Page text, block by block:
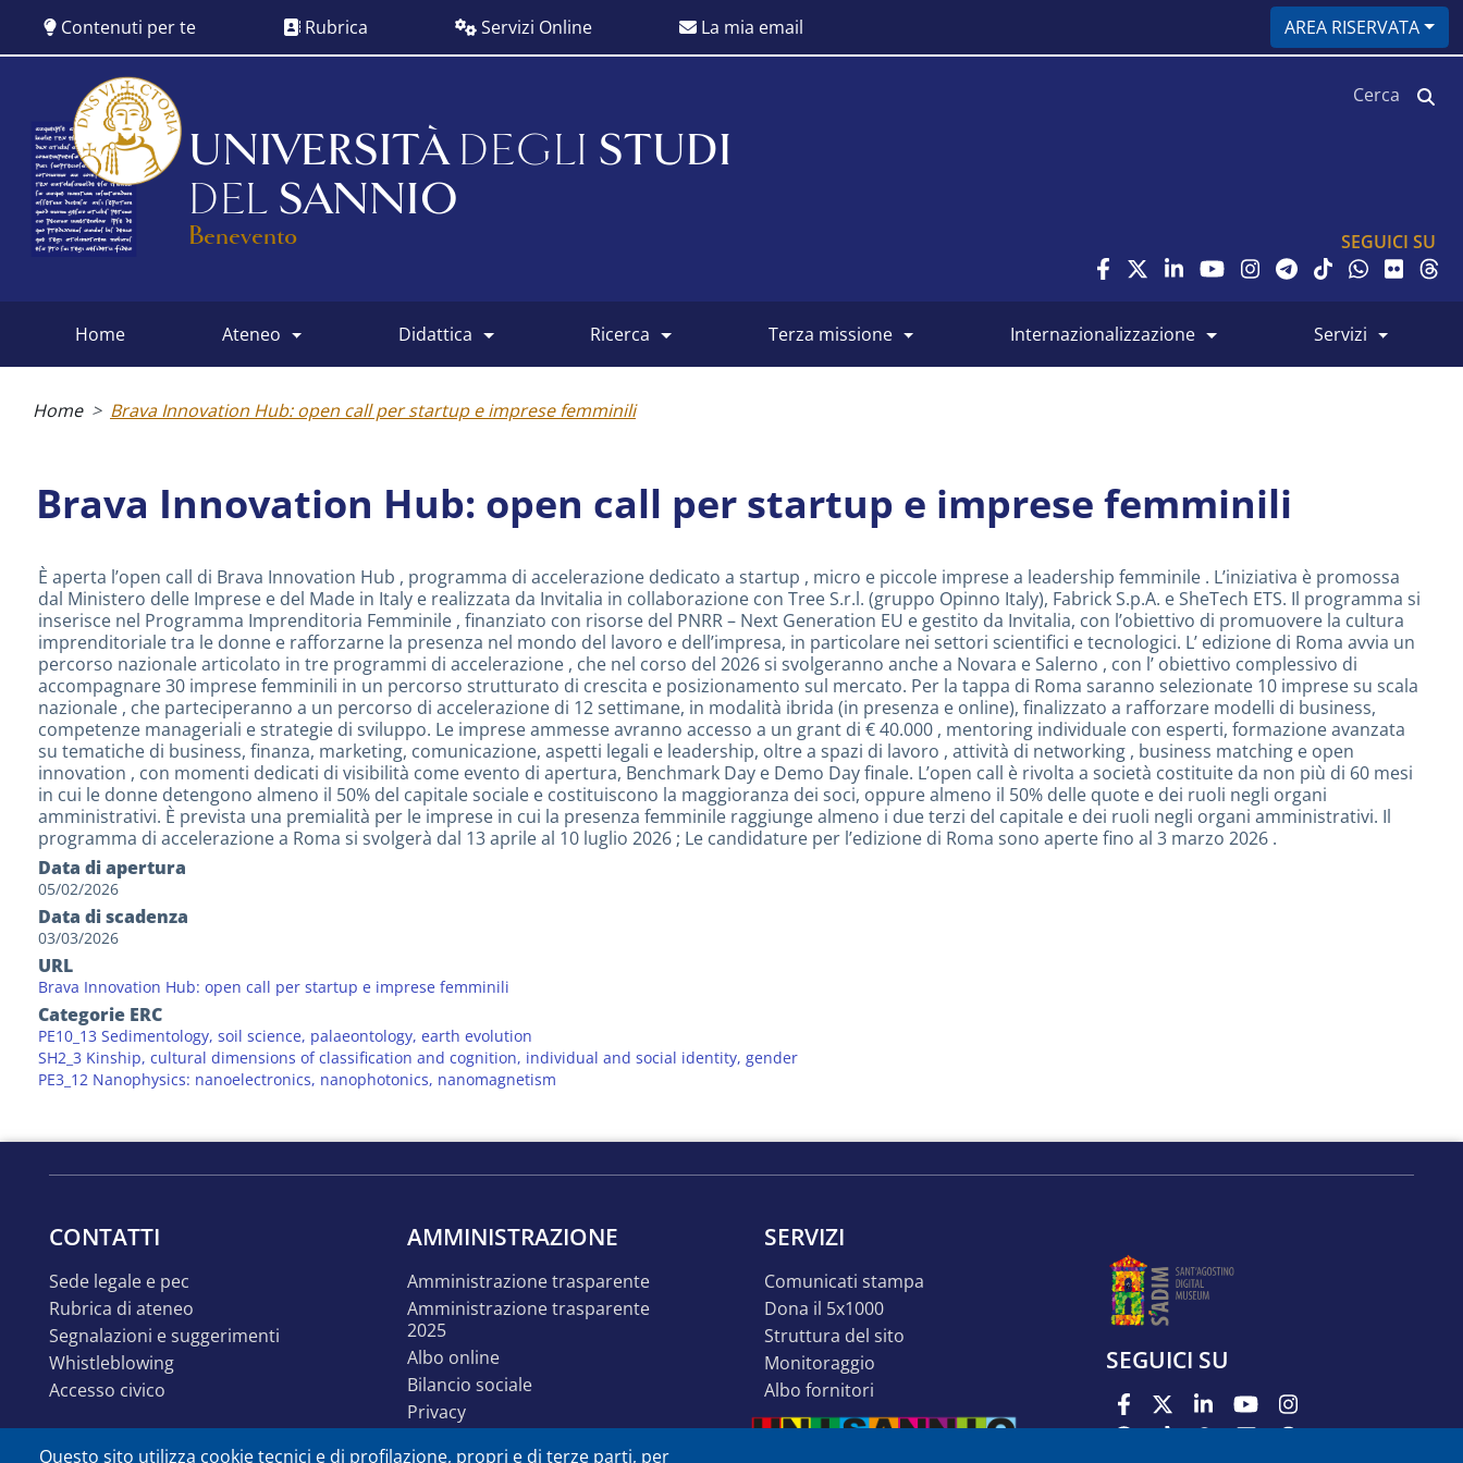
contenuto
Contenuti per te Rubrica Servizi Online La mia email AREA RISERVATA
UNIVERSITÀ DEGLI STUDI
DEL SANNIO
Benevento SEGUICI SU
menu
home ateneo didattica ricerca terza missione internazionalizzazione servizi
Home Brava Innovation Hub: open call per startup e imprese femminili
Brava Innovation Hub: open call per startup e imprese femminili
È aperta l’open call di Brava Innovation Hub , programma di accelerazione dedicato a startup , micro e piccole imprese a leadership femminile . L’iniziativa è promossa
dal Ministero delle Imprese e del Made in Italy e realizzata da Invitalia in collaborazione con Tree S.r.l. (gruppo Opinno Italy), Fabrick S.p.A. e SheTech ETS. Il programma si
inserisce nel Programma Imprenditoria Femminile , finanziato con risorse del PNRR – Next Generation EU e gestito da Invitalia, con l’obiettivo di promuovere la cultura
imprenditoriale tra le donne e rafforzarne la presenza nel mondo del lavoro e dell’impresa, in particolare nei settori scientifici e tecnologici. L’ edizione di Roma avvia un
percorso nazionale articolato in tre programmi di accelerazione , che nel corso del 2026 si svolgeranno anche a Novara e Salerno , con l’ obiettivo complessivo di
accompagnare 30 imprese femminili in un percorso strutturato di crescita e posizionamento sul mercato. Per la tappa di Roma saranno selezionate 10 imprese su scala
nazionale , che parteciperanno a un percorso di accelerazione di 12 settimane, in modalità ibrida (in presenza e online), finalizzato a rafforzare modelli di business,
competenze manageriali e strategie di sviluppo. Le imprese ammesse avranno accesso a un grant di € 40.000 , mentoring individuale con esperti, formazione avanzata
su tematiche di business, finanza, marketing, comunicazione, aspetti legali e leadership, oltre a spazi di lavoro , attività di networking , business matching e open
innovation , con momenti dedicati di visibilità come evento di apertura, Benchmark Day e Demo Day finale. L’open call è rivolta a società costituite da non più di 60 mesi
in cui le donne detengono almeno il 50% del capitale sociale e costituiscono la maggioranza dei soci, oppure almeno il 50% delle quote e dei ruoli negli organi
amministrativi. È prevista una premialità per le imprese in cui la presenza femminile raggiunge almeno i due terzi del capitale e dei ruoli negli organi amministrativi. Il
programma di accelerazione a Roma si svolgerà dal 13 aprile al 10 luglio 2026 ; Le candidature per l’edizione di Roma sono aperte fino al 3 marzo 2026 .
Data di apertura
05/02/2026
Data di scadenza
03/03/2026
URL
Brava Innovation Hub: open call per startup e imprese femminili
Categorie ERC
PE10_13 Sedimentology, soil science, palaeontology, earth evolution
SH2_3 Kinship, cultural dimensions of classification and cognition, individual and social identity, gender
PE3_12 Nanophysics: nanoelectronics, nanophotonics, nanomagnetism
CONTATTI
sede legale e pec
rubrica di ateneo
segnalazioni e suggerimenti
whistleblowing
accesso civico
AMMINISTRAZIONE
amministrazione trasparente
amministrazione trasparente
2025
albo online
bilancio sociale
privacy
SERVIZI
comunicati stampa
dona il 5x1000
struttura del sito
monitoraggio
albo fornitori
SEGUICI SU
Questo sito utilizza cookie tecnici e di profilazione, propri e di terze parti, per